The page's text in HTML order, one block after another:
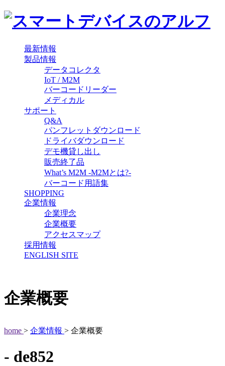
最新情報
製品情報
データコレクタ
IoT / M2M
バーコードリーダー
メディカル
サポート
Q&A
パンフレットダウンロード
ドライバダウンロード
デモ機貸し出し
販売終了品
What’s M2M -M2Mとは?-
バーコード用語集
SHOPPING
企業情報
企業理念
企業概要
アクセスマップ
採用情報
ENGLISH SITE
企業概要
home > 企業情報 > 企業概要
- de852